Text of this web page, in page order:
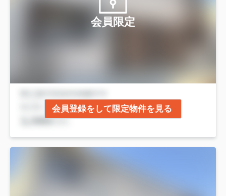
会員限定
会員登録をして限定物件を見る